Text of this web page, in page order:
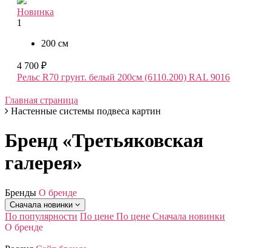
Новинка
1
200 см
4 700 ₽
Рельс R70 грунт. белый 200см (6110.200) RAL 9016
Главная страница
Настенные системы подвеса картин
Бренд «Третьяковская
галерея»
Бренды О бренде
Сначала новинки
По популярности По цене По цене Сначала новинки
О бренде